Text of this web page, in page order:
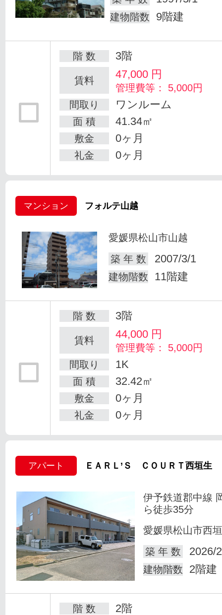
建物階数 9階建
階 数 3階
賃料 47,000 円
管理費等： 5,000円
間取り
ワンルーム
面 積 41.34㎡
敷金 0ヶ月
礼金 0ヶ月
マンション フォルテ山越
愛媛県松山市山越
築 年 数
2007/3/1
建物階数 11階建
階 数 3階
賃料 44,000 円
管理費等： 5,000円
間取り
1K
面 積 32.42㎡
敷金 0ヶ月
礼金 0ヶ月
アパート ＥＡＲＬ’Ｓ ＣＯＵＲＴ西垣生
伊予鉄道郡中線
ら徒歩35分
愛媛県松山市西
築 年 数
2026/
建物階数 2階建
階 数 2階